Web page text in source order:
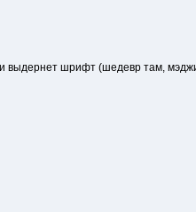
и выдернет шрифт (шедевр там,